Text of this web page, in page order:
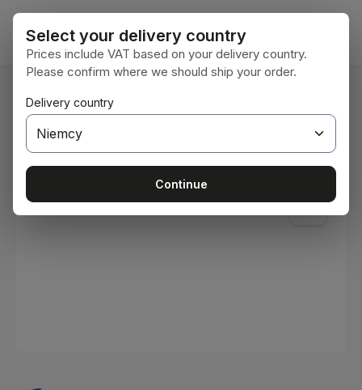
Przejdź do głównej zawartości
Jesteś tutaj: Home
Farby i lakiery
Pomiń galerię zdjęć
Select your delivery country
Prices include VAT based on your delivery country.
Please confirm where we should ship your order.
Delivery country
Continue